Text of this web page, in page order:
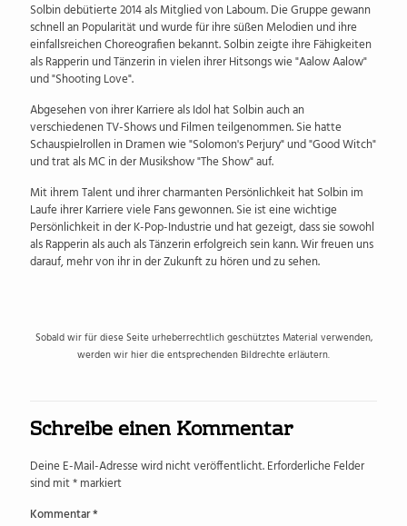
Solbin debütierte 2014 als Mitglied von Laboum. Die Gruppe gewann
schnell an Popularität und wurde für ihre süßen Melodien und ihre
einfallsreichen Choreografien bekannt. Solbin zeigte ihre Fähigkeiten
als Rapperin und Tänzerin in vielen ihrer Hitsongs wie "Aalow Aalow"
und "Shooting Love".
Abgesehen von ihrer Karriere als Idol hat Solbin auch an
verschiedenen TV-Shows und Filmen teilgenommen. Sie hatte
Schauspielrollen in Dramen wie "Solomon's Perjury" und "Good Witch"
und trat als MC in der Musikshow "The Show" auf.
Mit ihrem Talent und ihrer charmanten Persönlichkeit hat Solbin im
Laufe ihrer Karriere viele Fans gewonnen. Sie ist eine wichtige
Persönlichkeit in der K-Pop-Industrie und hat gezeigt, dass sie sowohl
als Rapperin als auch als Tänzerin erfolgreich sein kann. Wir freuen uns
darauf, mehr von ihr in der Zukunft zu hören und zu sehen.
Sobald wir für diese Seite urheberrechtlich geschütztes Material verwenden,
werden wir hier die entsprechenden Bildrechte erläutern.
Schreibe einen Kommentar
Deine E-Mail-Adresse wird nicht veröffentlicht.Erforderliche Felder
sind mit*markiert
Kommentar*